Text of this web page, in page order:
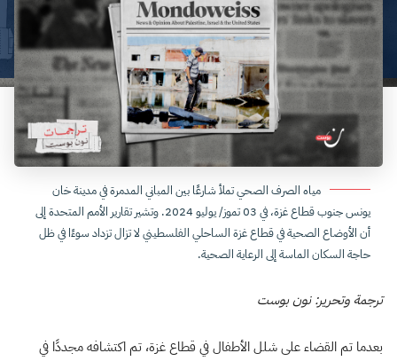
مياه الصرف الصحي تملأ شارعًا بين المباني المدمرة في مدينة خان
يونس جنوب قطاع غزة، في 03 تموز/ يوليو 2024. وتشير تقارير الأمم المتحدة إلى
أن الأوضاع الصحية في قطاع غزة الساحلي الفلسطيني لا تزال تزداد سوءًا في ظل
حاجة السكان الماسة إلى الرعاية الصحية.
ترجمة وتحرير: نون بوست
بعدما تم القضاء على شلل الأطفال في قطاع غزة، تم اكتشافه مجددًا في